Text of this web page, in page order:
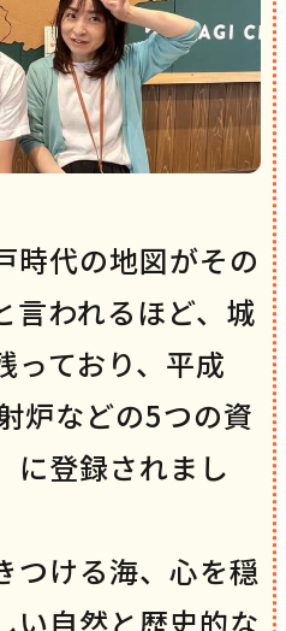
時代の地図がその
言われるほど、城
っており、平成
炉などの5つの資
に登録されまし
つける海、心を穏
い自然と歴史的な